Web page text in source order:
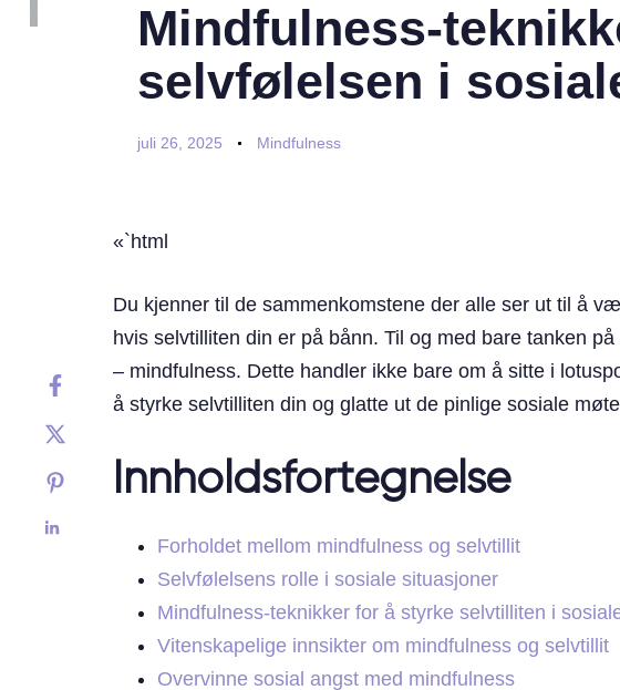
Mindfulness-
selvfølelsen i
juli 26, 2025 Mindfulness
«`html
Du kjenner til de sammenkomstene der alle ser ut til å
hvis selvtilliten din er på bånn. Til og med bare tanken
– mindfulness. Dette handler ikke bare om å sitte i
å styrke selvtilliten din og glatte ut de pinlige sosiale
Innholdsfortegnelse
Forholdet mellom mindfulness og selvtillit
Selvfølelsens rolle i sosiale situasjoner
Mindfulness-teknikker for å styrke selvtilliten i
Vitenskapelige innsikter om mindfulness og selvtillit
Overvinne sosial angst med mindfulness